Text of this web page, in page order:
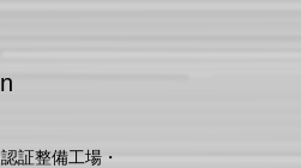
証整備工場・